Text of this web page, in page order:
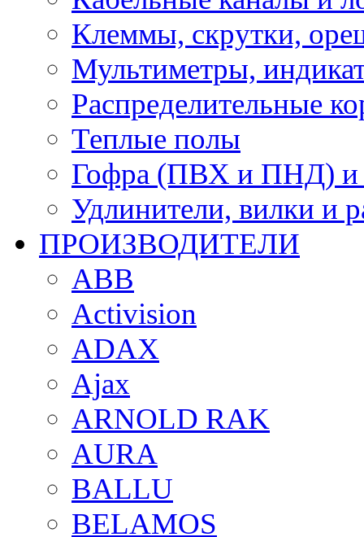
Клеммы, скрутки,
Мультиметры,
Распределительные
Теплые полы
Гофра (ПВХ и ПНД) и
Удлинители, вилки и
ПРОИЗВОДИТЕЛИ
ABB
Activision
ADAX
Ajax
ARNOLD RAK
AURA
BALLU
BELAMOS